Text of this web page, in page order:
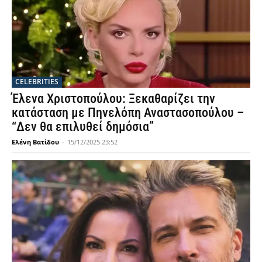
CELEBRITIES
Έλενα Χριστοπούλου: Ξεκαθαρίζει την
κατάσταση με Πηνελόπη Αναστασοπούλου –
“Δεν θα επιλυθεί δημόσια”
Ελένη Βατίδου - 15/12/2025 23:52